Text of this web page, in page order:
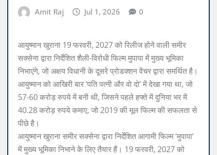
Amit Raj Jul 1, 2026 0
आयुष्मान खुराना 19 फरवरी, 2027 को रिलीज होने वाली समीर
सक्सेना द्वारा निर्देशित शैली-विरोधी फिल्म मुपापा में मुख्य भूमिका
निभाएंगे, जो अक्षय विधानी के दूसरे प्रोडक्शन वेंचर द्वारा समर्थित है।
आयुष्मान को आखिरी बार ‘पति पत्नी और वो दो’ में देखा गया था, जो
57-60 करोड़ रुपये में बनी थी, जिसने पहले हफ्ते में दुनिया भर में
40.28 करोड़ रुपये कमाए, जो 2019 की मूल फिल्म की सफलता से
पीछे है।
आयुष्मान खुराना समीर सक्सेना द्वारा निर्देशित आगामी फिल्म ‘मुपापा’
में मुख्य भूमिका निभाने के लिए तैयार हैं। 19 फरवरी, 2027 को